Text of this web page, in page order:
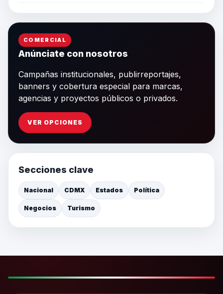
COMERCIAL
Anúnciate con nosotros
Campañas institucionales, publirreportajes,
banners y cobertura especial para marcas,
agencias y proyectos públicos o privados.
VER OPCIONES
Secciones clave
Nacional CDMX Estados Política
Negocios Turismo